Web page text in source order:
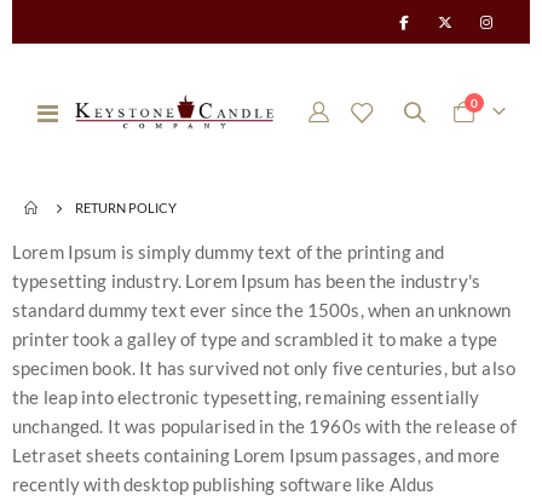
Toggle
Cart
0items
RETURN POLICY
Lorem Ipsum is simply dummy text of the printing and
typesetting industry. Lorem Ipsum has been the industry's
standard dummy text ever since the 1500s, when an unknown
printer took a galley of type and scrambled it to make a type
specimen book. It has survived not only five centuries, but also
the leap into electronic typesetting, remaining essentially
unchanged. It was popularised in the 1960s with the release of
Letraset sheets containing Lorem Ipsum passages, and more
recently with desktop publishing software like Aldus